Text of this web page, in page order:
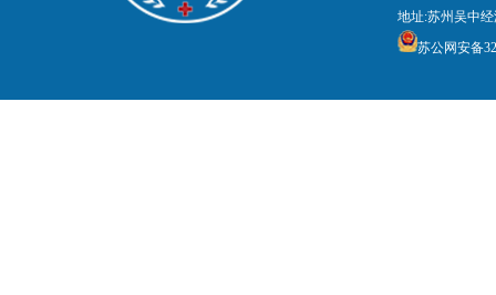
地址:苏州吴中
苏公网安备